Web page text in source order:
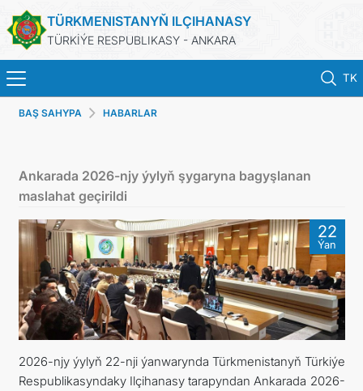
TÜRKMENISTANYŇ ILÇIHANASY
TÜRKİÝE RESPUBLIKASY - ANKARA
TK
BAŞ SAHYPA
KONSULLYK HYZMATLARY
KABUL EDILIŞIGE ÝAZYLMAK
DIM
SYÝAHATÇYLYK
BAŞ SAHYPA HABARLAR
Ankarada 2026-njy ýylyň şygaryna bagyşlanan
maslahat geçirildi
22
Ýan
2026-njy ýylyň 22-nji ýanwarynda Türkmenistanyň Türkiýe
Respublikasyndaky Ilçihanasy tarapyndan Ankarada 2026-